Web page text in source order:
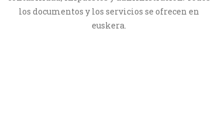
los documentos y los servicios se ofrecen en
euskera.